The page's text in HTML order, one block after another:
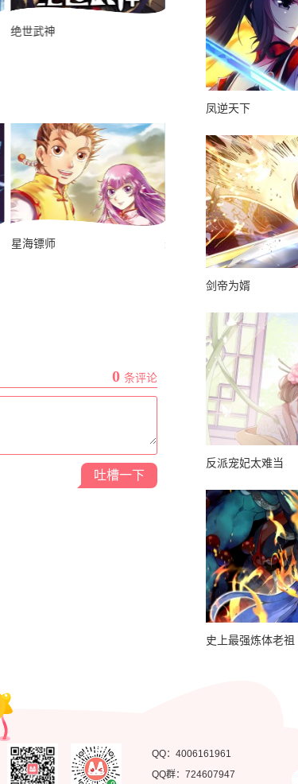
绝世武神 网游之近战法师
星海镖师 最强仙界朋友圈
0 条评论
吐槽一下
凤逆天下
剑帝为婿
反派宠妃太难当
史上最强炼体老祖
QQ： 4006161961
QQ群： 724607947